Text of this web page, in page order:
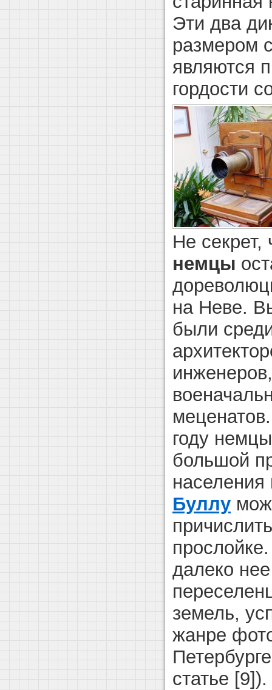
Эти два
размером
являются
гордости
Не секрет,
немцы
на Неве.
были
году
большой
Буллу
далеко
земель,
жанре
статье [9]).